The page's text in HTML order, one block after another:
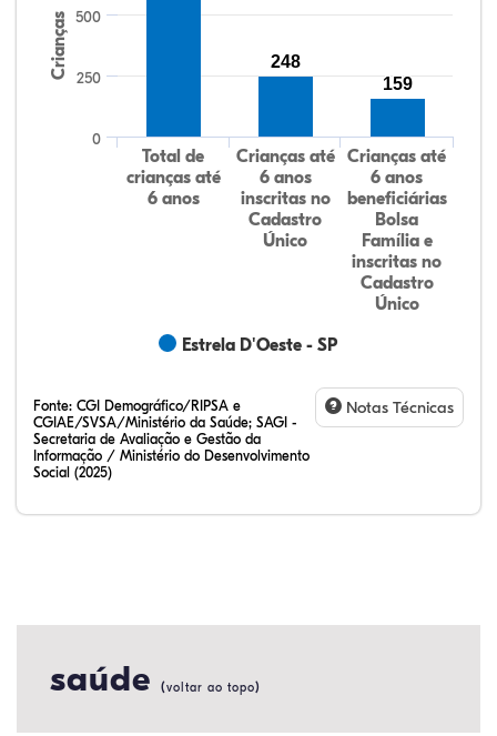
Crianças
Estrela D'Oeste - SP
Total de
crianças até
6 anos
Crianças até
6 anos
inscritas no
Cadastro
Único
Crianças até
6 anos
beneficiárias
Bolsa
Família e
inscritas no
Cadastro
Único
0
250
500
248
159
Fonte: CGI Demográfico/RIPSA e
CGIAE/SVSA/Ministério da Saúde; SAGI -
Secretaria de Avaliação e Gestão da
Informação / Ministério do Desenvolvimento
Social (2025)
Notas Técnicas
saúde (voltar ao topo)